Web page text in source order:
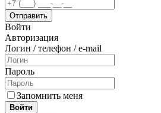
Войти
Авторизация
Логин / телефон / e-mail
Пароль
Запомнить меня
Войти